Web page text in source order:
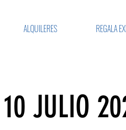
ALQUILERES REGALA
JULIO